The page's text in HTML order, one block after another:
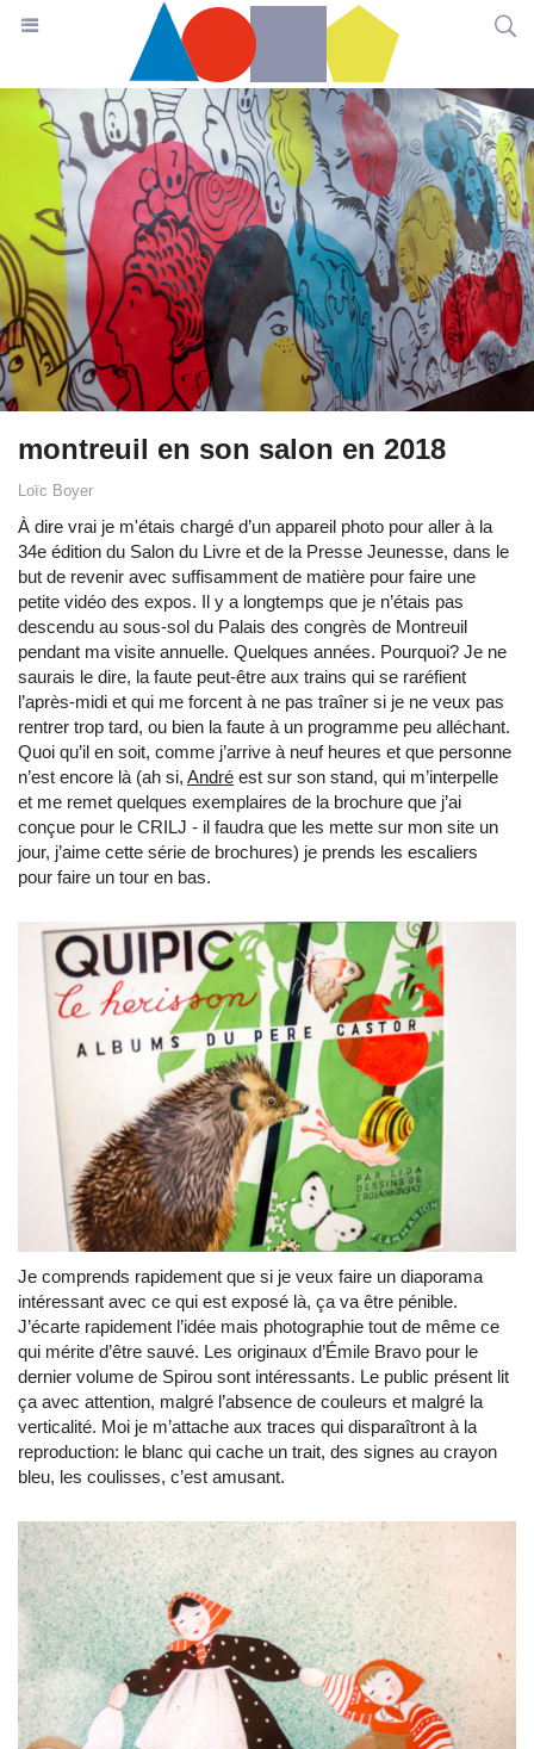
montreuil en son salon en 2018
Loïc Boyer
À dire vrai je m'étais chargé d’un appareil photo pour aller à la
34e édition du Salon du Livre et de la Presse Jeunesse, dans le
but de revenir avec suffisamment de matière pour faire une
petite vidéo des expos. Il y a longtemps que je n’étais pas
descendu au sous-sol du Palais des congrès de Montreuil
pendant ma visite annuelle. Quelques années. Pourquoi? Je ne
saurais le dire, la faute peut-être aux trains qui se raréfient
l’après-midi et qui me forcent à ne pas traîner si je ne veux pas
rentrer trop tard, ou bien la faute à un programme peu alléchant.
Quoi qu’il en soit, comme j’arrive à neuf heures et que personne
n’est encore là (ah si, André est sur son stand, qui m’interpelle
et me remet quelques exemplaires de la brochure que j’ai
conçue pour le CRILJ - il faudra que les mette sur mon site un
jour, j’aime cette série de brochures) je prends les escaliers
pour faire un tour en bas.
Je comprends rapidement que si je veux faire un diaporama
intéressant avec ce qui est exposé là, ça va être pénible.
J’écarte rapidement l’idée mais photographie tout de même ce
qui mérite d’être sauvé. Les originaux d’Émile Bravo pour le
dernier volume de Spirou sont intéressants. Le public présent lit
ça avec attention, malgré l’absence de couleurs et malgré la
verticalité. Moi je m’attache aux traces qui disparaîtront à la
reproduction: le blanc qui cache un trait, des signes au crayon
bleu, les coulisses, c’est amusant.